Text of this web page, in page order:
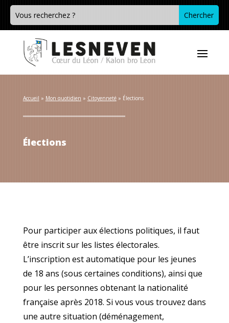
Accueil » Mon quotidien » Citoyenneté » Élections
Élections
Pour participer aux élections politiques, il faut
être inscrit sur les listes électorales.
L’inscription est automatique pour les jeunes
de 18 ans (sous certaines conditions), ainsi que
pour les personnes obtenant la nationalité
française après 2018. Si vous vous trouvez dans
une autre situation (déménagement,